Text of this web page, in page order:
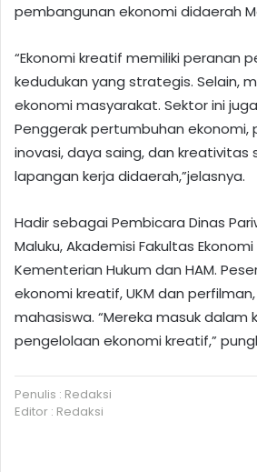
pembangunan ekonomi didaerah
“Ekonomi kreatif memiliki peranan
kedudukan yang strategis. Selain,
ekonomi masyarakat. Sektor ini
Penggerak pertumbuhan ekonomi,
inovasi, daya saing, dan
lapangan kerja didaerah,”jelasnya.
Hadir sebagai Pembicara Dinas
Maluku, Akademisi Fakultas
Kementerian Hukum dan HAM.
ekonomi kreatif, UKM dan
mahasiswa. “Mereka masuk dalam
pengelolaan ekonomi kreatif,”
Penulis : Redaksi
Editor : Redaksi